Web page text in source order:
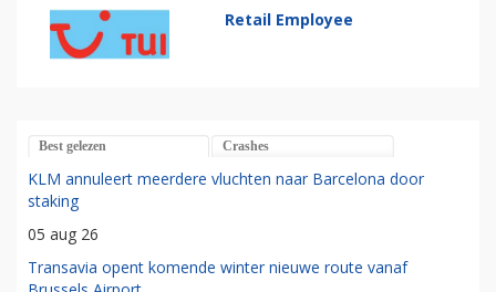
Retail Employee
Best gelezen Crashes
KLM annuleert meerdere vluchten naar Barcelona door
staking
05 aug 26
Transavia opent komende winter nieuwe route vanaf